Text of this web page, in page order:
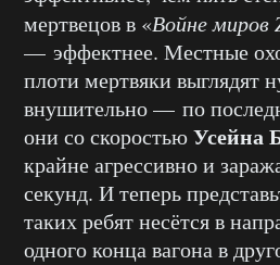
мертвецов в «Войне миров
— эффектнее. Местные
плоти мертвяки выглядят
внушительно — по
они со скоростьюУсейна
крайне агрессивно и
секунд. И теперь
таких ребят несётся в
одного конца вагона в